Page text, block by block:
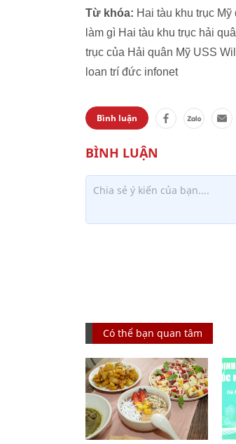
Từ khóa: Hai tàu khu trục
làm gì Hai tàu khu trục hải
trục của Hải quân Mỹ USS
loan trí đức infonet ​​
Bình luận
Có thể bạn quan tâm